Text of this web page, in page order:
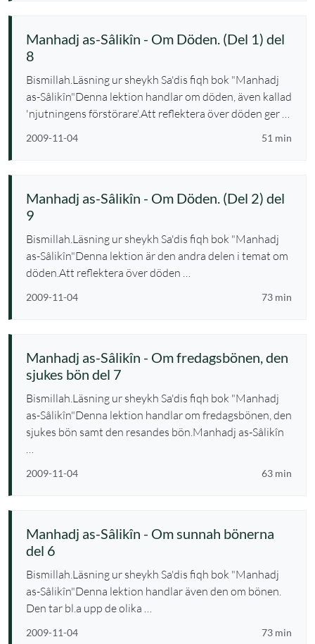
Manhadj as-Sâlikîn - Om Döden. (Del 1) del
8
Bismillah.Läsning ur sheykh Sa'dis fiqh bok "Manhadj
as-Sâlikîn"Denna lektion handlar om döden, även kallad
'njutningens förstörare'.Att reflektera över döden ger …
2009-11-04 51 min
Manhadj as-Sâlikîn - Om Döden. (Del 2) del
9
Bismillah.Läsning ur sheykh Sa'dis fiqh bok "Manhadj
as-Sâlikîn"Denna lektion är den andra delen i temat om
döden.Att reflektera över döden …
2009-11-04 73 min
Manhadj as-Sâlikîn - Om fredagsbönen, den
sjukes bön del 7
Bismillah.Läsning ur sheykh Sa'dis fiqh bok "Manhadj
as-Sâlikîn"Denna lektion handlar om fredagsbönen, den
sjukes bön samt den resandes bön.Manhadj as-Sâlikîn
…
2009-11-04 63 min
Manhadj as-Sâlikîn - Om sunnah bönerna
del 6
Bismillah.Läsning ur sheykh Sa'dis fiqh bok "Manhadj
as-Sâlikîn"Denna lektion handlar även den om bönen.
Den tar bl.a upp de olika …
2009-11-04 73 min